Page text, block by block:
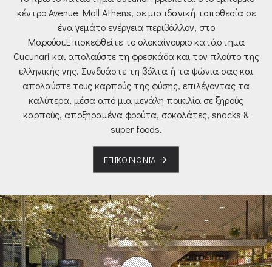
κέντρο Avenue Mall Athens, σε μια ιδανική τοποθεσία σε
ένα γεμάτο ενέργεια περιβάλλον, στο
Μαρούσι.Επισκεφθείτε το ολοκαίνουριο κατάστημα
Cucunari και απολαύστε τη φρεσκάδα και τον πλούτο της
ελληνικής γης. Συνδυάστε τη βόλτα ή τα ψώνια σας και
απολαύστε τους καρπούς της φύσης, επιλέγοντας τα
καλύτερα, μέσα από μια μεγάλη ποικιλία σε ξηρούς
καρπούς, αποξηραμένα φρούτα, σοκολάτες, snacks &
super foods.
ΕΠΙΚΟΙΝΩΝΊΑ